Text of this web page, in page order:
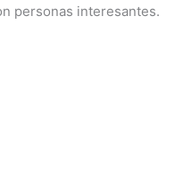
personas interesantes.